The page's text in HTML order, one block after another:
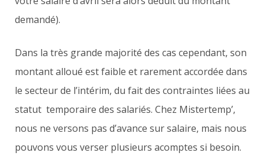
demandé).
Dans la très grande majorité des cas cependant, son
montant alloué est faible et rarement accordée dans
le secteur de l’intérim, du fait des contraintes liées au
statut temporaire des salariés. Chez Mistertemp’,
nous ne versons pas d’avance sur salaire, mais nous
pouvons vous verser plusieurs acomptes si besoin.